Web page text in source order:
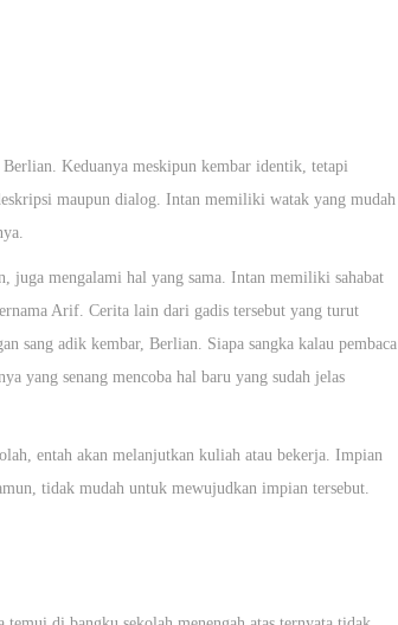
Keduanya meskipun kembar identik, tetapi
maupun dialog. Intan memiliki watak yang mudah
juga mengalami hal yang sama. Intan memiliki sahabat
Arif. Cerita lain dari gadis tersebut yang turut
sang adik kembar, Berlian. Siapa sangka kalau pembaca
yang senang mencoba hal baru yang sudah jelas
entah akan melanjutkan kuliah atau bekerja. Impian
tidak mudah untuk mewujudkan impian tersebut.